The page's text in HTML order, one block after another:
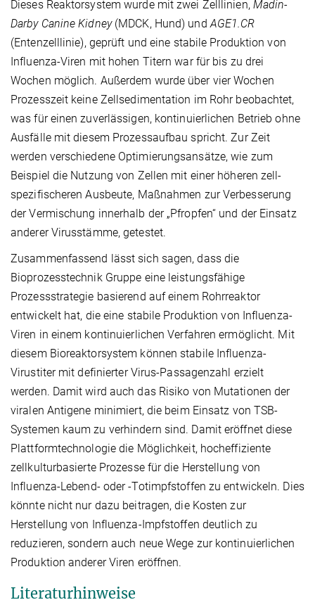
Dieses Reaktorsystem wurde mit zwei Zelllinien, Madin-
Darby Canine Kidney(MDCK, Hund) undAGE1.CR
(Entenzelllinie), geprüft und eine stabile Produktion von
Influenza-Viren mit hohen Titern war für bis zu drei
Wochen möglich. Außerdem wurde über vier Wochen
Prozesszeit keine Zellsedimentation im Rohr beobachtet,
was für einen zuverlässigen, kontinuierlichen Betrieb ohne
Ausfälle mit diesem Prozessaufbau spricht. Zur Zeit
werden verschiedene Optimierungsansätze, wie zum
Beispiel die Nutzung von Zellen mit einer höheren zell-
spezifischeren Ausbeute, Maßnahmen zur Verbesserung
der Vermischung innerhalb der „Pfropfen“ und der Einsatz
anderer Virusstämme, getestet.
Zusammenfassend lässt sich sagen, dass die
Bioprozesstechnik Gruppe eine leistungsfähige
Prozessstrategie basierend auf einem Rohrreaktor
entwickelt hat, die eine stabile Produktion von Influenza-
Viren in einem kontinuierlichen Verfahren ermöglicht. Mit
diesem Bioreaktorsystem können stabile Influenza-
Virustiter mit definierter Virus-Passagenzahl erzielt
werden. Damit wird auch das Risiko von Mutationen der
viralen Antigene minimiert, die beim Einsatz von TSB-
Systemen kaum zu verhindern sind. Damit eröffnet diese
Plattformtechnologie die Möglichkeit, hocheffiziente
zellkulturbasierte Prozesse für die Herstellung von
Influenza-Lebend- oder -Totimpfstoffen zu entwickeln. Dies
könnte nicht nur dazu beitragen, die Kosten zur
Herstellung von Influenza-Impfstoffen deutlich zu
reduzieren, sondern auch neue Wege zur kontinuierlichen
Produktion anderer Viren eröffnen.
Literaturhinweise